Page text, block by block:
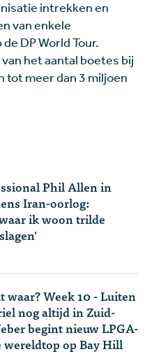
intrekken en
van enkele
DP World Tour.
het aantal boetes bij
tot meer dan 3 miljoen
Phil Allen in
Iran-oorlog:
ik woon trilde
waar? Week 10 - Luiten
nog altijd in Zuid-
begint nieuw LPGA-
wereldtop op Bay Hill